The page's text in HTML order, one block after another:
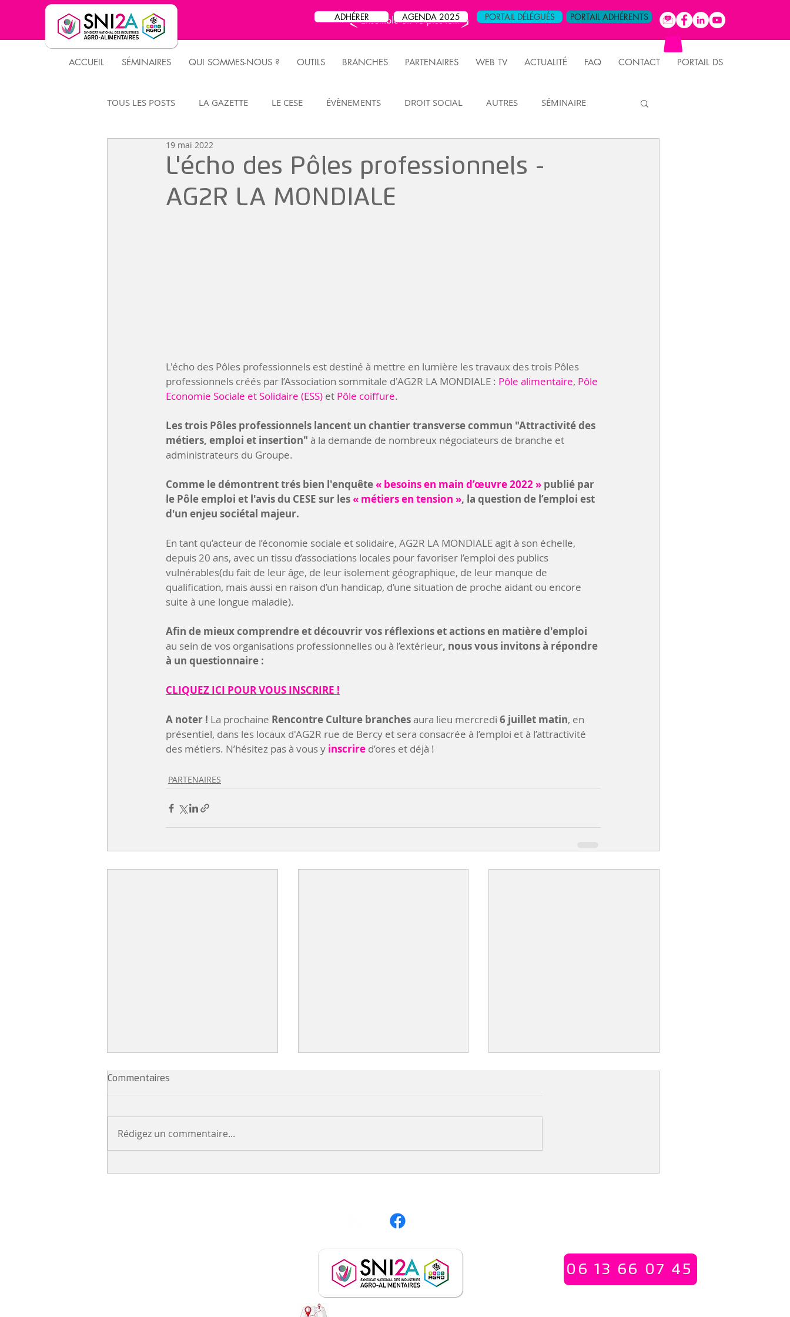
ADHÉRER AGENDA 2025 PORTAIL DÉLÉGUÉS PORTAIL ADHÉRENTS
ACCUEIL SÉMINAIRES QUI SOMMES-NOUS ? OUTILS BRANCHES PARTENAIRES WEB TV ACTUALITÉ FAQ CONTACT PORTAIL DS
TOUS LES POSTS LA GAZETTE LE CESE ÉVÈNEMENTS DROIT SOCIAL AUTRES SÉMINAIRE
PARTENAIRES CLUS DES DS
L'écho des Pôles professionnels -
AG2R LA MONDIALE
19 mai 2022
L'écho des Pôles professionnels est destiné à mettre en lumière les travaux des trois Pôles
professionnels créés par l’Association sommitale d'AG2R LA MONDIALE : Pôle alimentaire, Pôle
Economie Sociale et Solidaire (ESS) et Pôle coiffure.
Les trois Pôles professionnels lancent un chantier transverse commun "Attractivité des
métiers, emploi et insertion" à la demande de nombreux négociateurs de branche et
administrateurs du Groupe.
Comme le démontrent trés bien l'enquête « besoins en main d’œuvre 2022 » publié par
le Pôle emploi et l'avis du CESE sur les « métiers en tension », la question de l’emploi est
d'un enjeu sociétal majeur.
En tant qu’acteur de l’économie sociale et solidaire, AG2R LA MONDIALE agit à son échelle,
depuis 20 ans, avec un tissu d’associations locales pour favoriser l’emploi des publics
vulnérables(du fait de leur âge, de leur isolement géographique, de leur manque de
qualification, mais aussi en raison d’un handicap, d’une situation de proche aidant ou encore
suite à une longue maladie).
Afin de mieux comprendre et découvrir vos réflexions et actions en matière d'emploi
au sein de vos organisations professionnelles ou à l’extérieur, nous vous invitons à répondre
à un questionnaire :
CLIQUEZ ICI POUR VOUS INSCRIRE !
A noter ! La prochaine Rencontre Culture branches aura lieu mercredi 6 juillet matin, en
présentiel, dans les locaux d'AG2R rue de Bercy et sera consacrée à l’emploi et à l’attractivité
des métiers. N’hésitez pas à vous y inscrire d’ores et déjà !
PARTENAIRES
Commentaires
Rédigez un commentaire...
06 13 66 07 45